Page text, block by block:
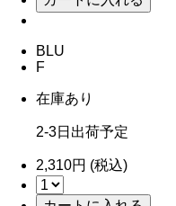
BLU
F
在庫あり
2-3日出荷予定
2,310円 (税込)